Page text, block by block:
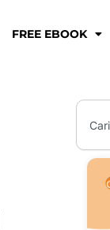
FREE EBOOK
Search